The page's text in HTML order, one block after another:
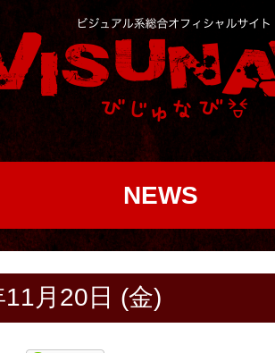
NEWS
月20日 (金)